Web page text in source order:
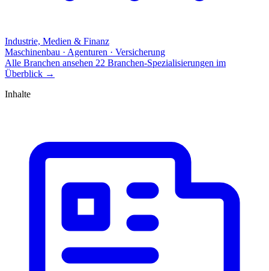
Industrie, Medien & Finanz
Maschinenbau · Agenturen · Versicherung
Alle Branchen ansehen 22 Branchen-Spezialisierungen im
Überblick →
Inhalte